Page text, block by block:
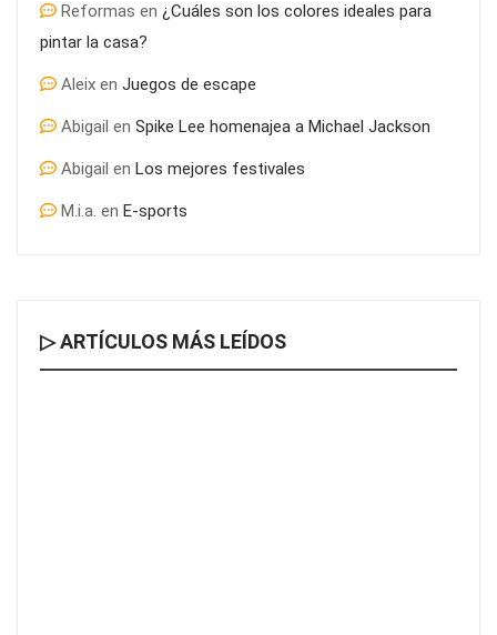
Reformas en ¿Cuáles son los colores ideales para
pintar la casa?
Aleix en Juegos de escape
Abigail en Spike Lee homenajea a Michael Jackson
Abigail en Los mejores festivales
M.i.a. en E-sports
▷ ARTÍCULOS MÁS LEÍDOS